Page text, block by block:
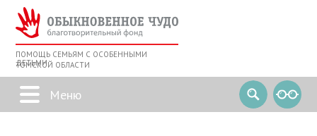
ПОМОЩЬ СЕМЬЯМ С ОСОБЕННЫМИ
ДЕТЬМИ
ТОМСКОЙ ОБЛАСТИ